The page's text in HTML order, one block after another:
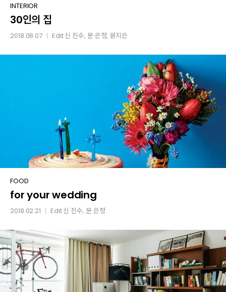
30인의
집
INTERIOR
30인의 집
2018.08.07 Edit신 진수, 문 은정, 원지은
for
your
wedding
FOOD
for your wedding
2018.02.21 Edit신 진수, 문 은정